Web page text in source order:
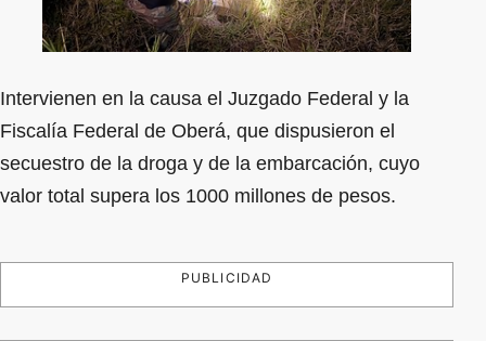
Intervienen en la causa el Juzgado Federal y la
Fiscalía Federal de Oberá, que dispusieron el
secuestro de la droga y de la embarcación, cuyo
valor total supera los 1000 millones de pesos.
PUBLICIDAD